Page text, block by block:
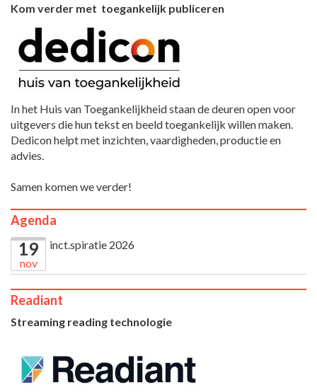
Kom verder met toegankelijk publiceren
In het Huis van Toegankelijkheid staan de deuren open voor
uitgevers die hun tekst en beeld toegankelijk willen maken.
Dedicon helpt met inzichten, vaardigheden, productie en
advies.
Samen komen we verder!
Agenda
19
nov
inct.spiratie 2026
Readiant
Streaming reading technologie